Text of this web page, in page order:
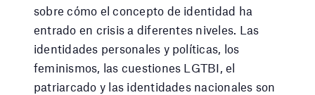
sobre cómo el concepto de identidad ha
entrado en crisis a diferentes niveles. Las
identidades personales y políticas, los
feminismos, las cuestiones LGTBI, el
patriarcado y las identidades nacionales son